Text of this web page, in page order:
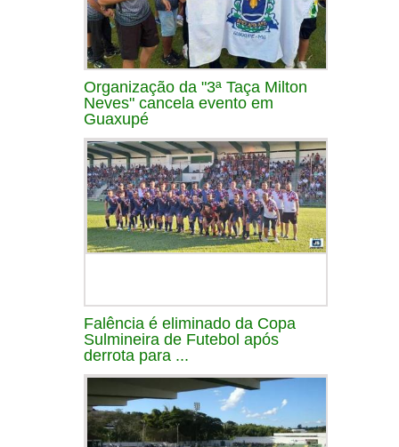
Organização da "3ª Taça Milton
Neves" cancela evento em
Guaxupé
Falência é eliminado da Copa
Sulmineira de Futebol após
derrota para ...